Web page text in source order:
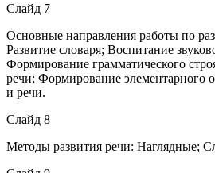
Слайд 7
Основные направления работы по
Развитие словаря; Воспитание
Формирование грамматического
речи; Формирование элементарного
и речи.
Слайд 8
Методы развития речи: Наглядные;